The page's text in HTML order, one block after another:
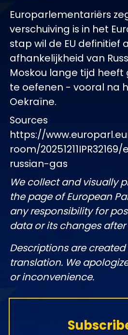
Europarlementariërs
verschuiving is in het
stap wil de EU
afhankelijkheid van
Moskou lange tijd
te oefenen - vooral na
Oekraïne.
Sources
https://
room/
russian-gas
We collect and visually
the page of European
any responsibility for
data or its changes
Descriptions are
translation. We
or inconvenience.